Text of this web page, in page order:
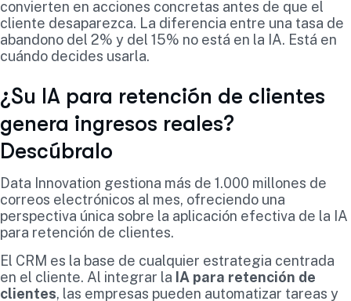
convierten en acciones concretas antes de que el
cliente desaparezca. La diferencia entre una tasa de
abandono del 2% y del 15% no está en la IA. Está en
cuándo decides usarla.
¿Su IA para retención de clientes
genera ingresos reales?
Descúbralo
Data Innovation gestiona más de 1.000 millones de
correos electrónicos al mes, ofreciendo una
perspectiva única sobre la aplicación efectiva de la IA
para retención de clientes.
El CRM es la base de cualquier estrategia centrada
en el cliente. Al integrar la IA para retención de
clientes, las empresas pueden automatizar tareas y